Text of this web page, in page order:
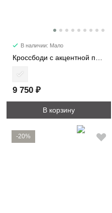
В наличии: Мало
Кроссбоди с акцентной пряжкой 2366
9 750 ₽
В корзину
-20%